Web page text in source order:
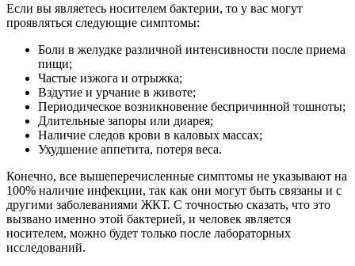
Если вы являетесь носителем бактерии, то у вас могут
проявляться следующие симптомы:
Боли в желудке различной интенсивности после приема
пищи;
Частые изжога и отрыжка;
Вздутие и урчание в животе;
Периодическое возникновение беспричинной тошноты;
Длительные запоры или диарея;
Наличие следов крови в каловых массах;
Ухудшение аппетита, потеря веса.
Конечно, все вышеперечисленные симптомы не указывают на
100% наличие инфекции, так как они могут быть связаны и с
другими заболеваниями ЖКТ. С точностью сказать, что это
вызвано именно этой бактерией, и человек является
носителем, можно будет только после лабораторных
исследований.